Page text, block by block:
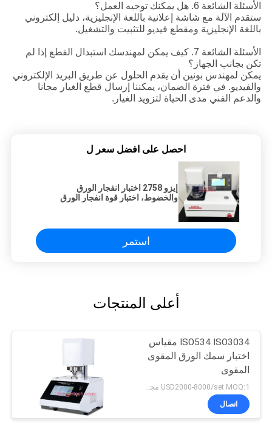
الأسئلة الشائعة 6. هل يمكنك توجيه العمل؟
ستقدم الآلة مع شاشة إعلانية باللغة الإنجليزية، دليل إلكتروني
باللغة الإنجليزية ومقطع فيديو للتثبيت والتشغيل.
الأسئلة الشائعة 7. كيف يمكن لمهندسك استبدال القطع إذا لم
تكن بجانب الجهاز؟
يمكن لمهندس بونين أن يقدم الحلول عن طريق البريد الإلكتروني
والفيديو. في فترة الضمان، يمكننا إرسال قطع الغيار مجانا
والدعم الفني مدى الحياة لتزويد الغيار.
احصل على افضل سعر ل
إيزو 2758 اختبار انفجار الورق
والخضوط، اختبار قوة انفجار الورق
استمر
أعلى المنتجات
ISO534 ISO3034 مقياس
اختبار سمك الورق المقوى
المقوى
اتصال